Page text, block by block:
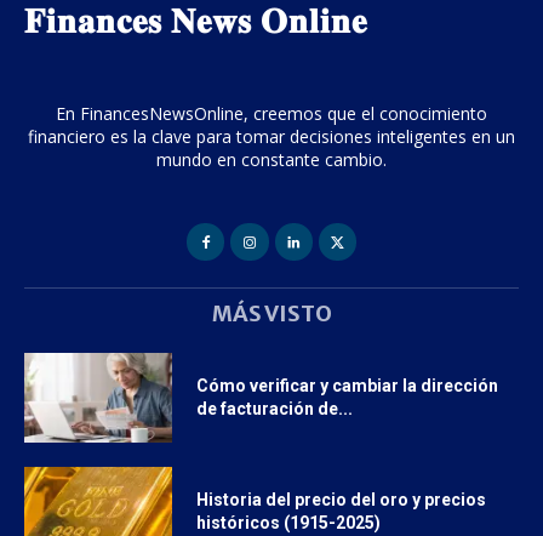
𝐅𝐢𝐧𝐚𝐧𝐜𝐞𝐬 𝐍𝐞𝐰𝐬 𝐎𝐧𝐥𝐢𝐧𝐞
En FinancesNewsOnline, creemos que el conocimiento
financiero es la clave para tomar decisiones inteligentes en un
mundo en constante cambio.
MÁS VISTO
Cómo verificar y cambiar la dirección
de facturación de...
Historia del precio del oro y precios
históricos (1915-2025)